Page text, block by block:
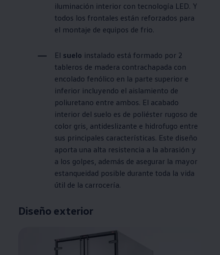
iluminación interior con tecnología LED. Y
todos los frontales están reforzados para
el montaje de equipos de frio.
El suelo instalado está formado por 2
tableros de madera contrachapada con
encolado fenólico en la parte superior e
inferior incluyendo el aislamiento de
poliuretano entre ambos. El acabado
interior del suelo es de poliéster rugoso de
color gris, antideslizante e hidrofugo entre
sus principales características. Este diseño
aporta una alta resistencia a la abrasión y
a los golpes, además de asegurar la mayor
estanqueidad posible durante toda la vida
útil de la carrocería.
Diseño exterior